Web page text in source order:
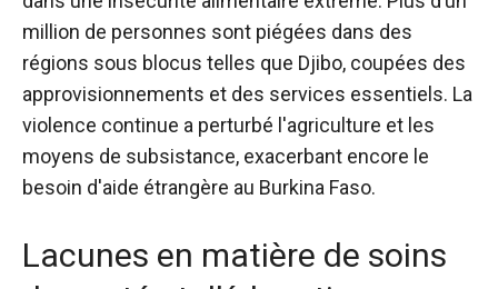
million de personnes sont piégées dans des
régions sous blocus telles que Djibo, coupées des
approvisionnements et des services essentiels. La
violence continue a perturbé l'agriculture et les
moyens de subsistance, exacerbant encore le
besoin d'aide étrangère au Burkina Faso.
Lacunes en matière de soins